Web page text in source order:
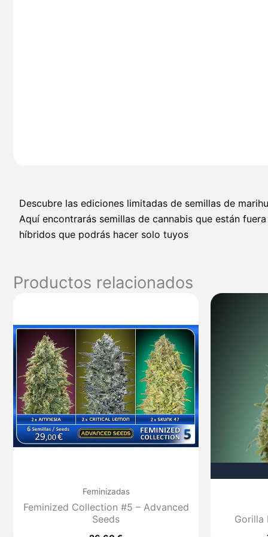
Descubre las ediciones limitadas de semillas de
Aquí encontrarás semillas de cannabis que están
híbridos que podrás hacer solo tuyos
Productos relacionados
Feminizadas
Feminized Collection #5 – Advanced
Seeds
Gorilla